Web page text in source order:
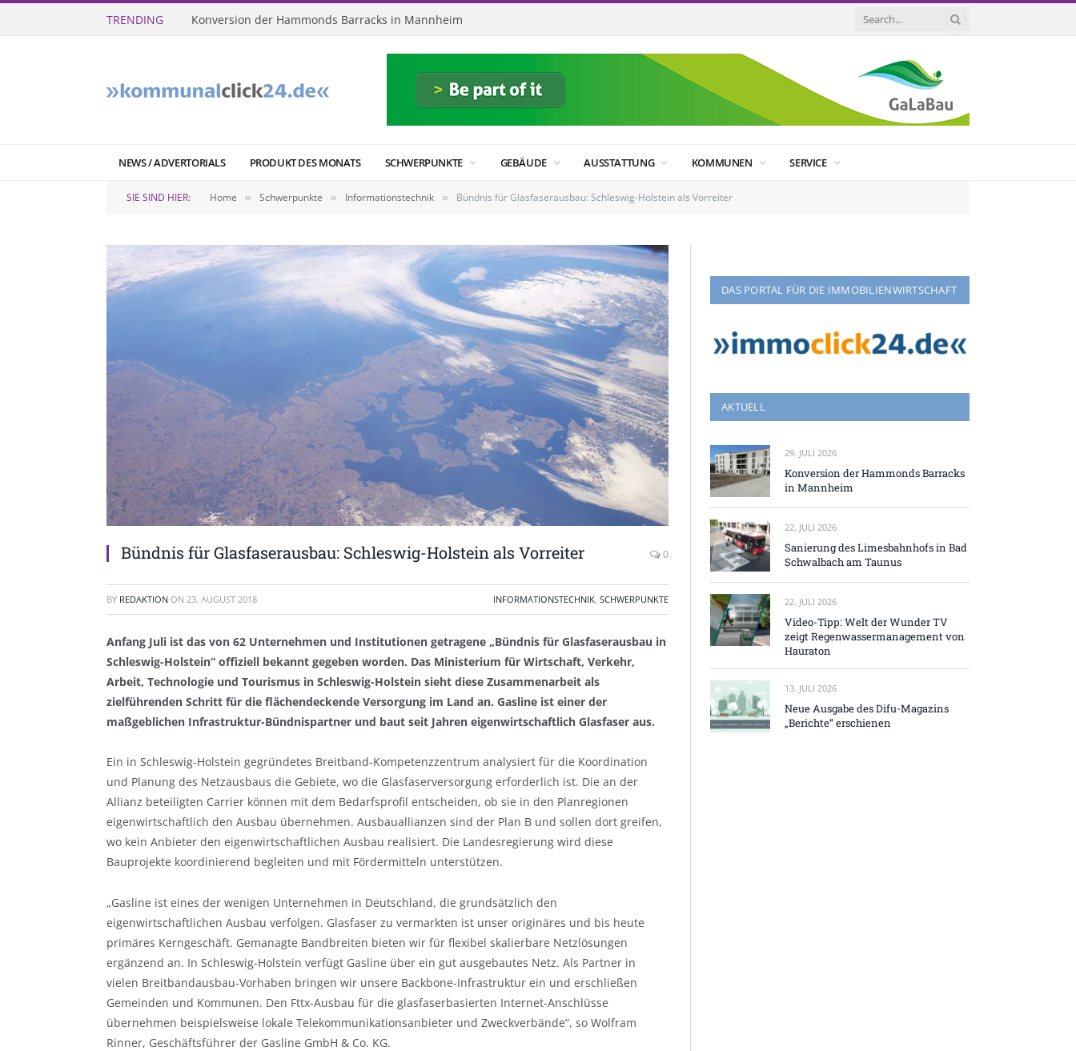
TRENDING Konversion der Hammonds Barracks in Mannheim
NEWS / ADVERTORIALS PRODUKT DES MONATS SCHWERPUNKTE GEBÄUDE AUSSTATTUNG KOMMUNEN SERVICE
SIE SIND HIER: Home » Schwerpunkte » Informationstechnik » Bündnis für Glasfaserausbau: Schleswig-Holstein als Vorreiter
Bündnis für Glasfaserausbau: Schleswig-Holstein als Vorreiter 0
BY REDAKTION ON 23. AUGUST 2018 INFORMATIONSTECHNIK, SCHWERPUNKTE
Anfang Juli ist das von 62 Unternehmen und Institutionen getragene „Bündnis für Glasfaserausbau in
Schleswig-Holstein“ offiziell bekannt gegeben worden. Das Ministerium für Wirtschaft, Verkehr,
Arbeit, Technologie und Tourismus in Schleswig-Holstein sieht diese Zusammenarbeit als
zielführenden Schritt für die flächendeckende Versorgung im Land an. Gasline ist einer der
maßgeblichen Infrastruktur-Bündnispartner und baut seit Jahren eigenwirtschaftlich Glasfaser aus.
Ein in Schleswig-Holstein gegründetes Breitband-Kompetenzzentrum analysiert für die Koordination
und Planung des Netzausbaus die Gebiete, wo die Glasfaserversorgung erforderlich ist. Die an der
Allianz beteiligten Carrier können mit dem Bedarfsprofil entscheiden, ob sie in den Planregionen
eigenwirtschaftlich den Ausbau übernehmen. Ausbauallianzen sind der Plan B und sollen dort greifen,
wo kein Anbieter den eigenwirtschaftlichen Ausbau realisiert. Die Landesregierung wird diese
Bauprojekte koordinierend begleiten und mit Fördermitteln unterstützen.
„Gasline ist eines der wenigen Unternehmen in Deutschland, die grundsätzlich den
eigenwirtschaftlichen Ausbau verfolgen. Glasfaser zu vermarkten ist unser originäres und bis heute
primäres Kerngeschäft. Gemanagte Bandbreiten bieten wir für flexibel skalierbare Netzlösungen
ergänzend an. In Schleswig-Holstein verfügt Gasline über ein gut ausgebautes Netz. Als Partner in
vielen Breitbandausbau-Vorhaben bringen wir unsere Backbone-Infrastruktur ein und erschließen
Gemeinden und Kommunen. Den Fttx-Ausbau für die glasfaserbasierten Internet-Anschlüsse
übernehmen beispielsweise lokale Telekommunikationsanbieter und Zweckverbände“, so Wolfram
Rinner, Geschäftsführer der Gasline GmbH & Co. KG.
DAS PORTAL FÜR DIE IMMOBILIENWIRTSCHAFT
AKTUELL
29. JULI 2026
Konversion der Hammonds Barracks
in Mannheim
22. JULI 2026
Sanierung des Limesbahnhofs in Bad
Schwalbach am Taunus
22. JULI 2026
Video-Tipp: Welt der Wunder TV
zeigt Regenwassermanagement von
Hauraton
13. JULI 2026
Neue Ausgabe des Difu-Magazins
„Berichte“ erschienen